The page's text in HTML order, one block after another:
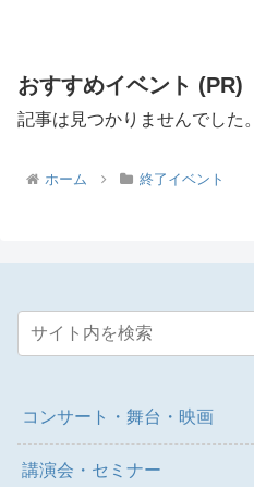
おすすめイベント (PR)
記事は見つかりませんでした。
ホーム 終了イベント
コンサート・舞台・映画
講演会・セミナー